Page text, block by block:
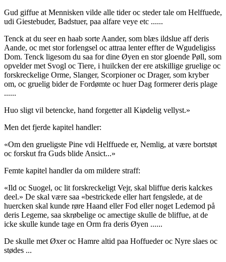
Gud giffue at Mennisken vilde alle tider oc steder tale om Helffuede,
udi Giestebuder, Badstuer, paa alfare veye etc ......
Tenck at du seer en haab sorte Aander, som blæs ildslue aff deris
Aande, oc met stor forlengsel oc attraa lenter effter de Wgudeligiss
Dom. Tenck ligesom du saa for dine Øyen en stor gloende Pøll, som
opvelder met Svogl oc Tiere, i huilcken der ere atskillige gruelige oc
forskreckelige Orme, Slanger, Scorpioner oc Drager, som kryber
om, oc gruelig bider de Fordømte oc huer Dag formerer deris plage
......
Huo sligt vil betencke, hand forgetter all Kiødelig vellyst.»
Men det fjerde kapitel handler:
«Om den grueligste Pine vdi Helffuede er, Nemlig, at være bortstøt
oc forskut fra Guds blide Ansict...»
Femte kapitel handler da om mildere straff:
«Ild oc Suogel, oc lit forskreckeligt Vejr, skal bliffue deris kalckes
deel.» De skal være saa «bestrickede eller hart fengslede, at de
huercken skal kunde røre Haand eller Fod eller noget Ledemod på
deris Legeme, saa skrøbelige oc amectige skulle de bliffue, at de
icke skulle kunde tage en Orm fra deris Øyen ......
De skulle met Øxer oc Hamre altid paa Hoffueder oc Nyre slaes oc
stødes ...